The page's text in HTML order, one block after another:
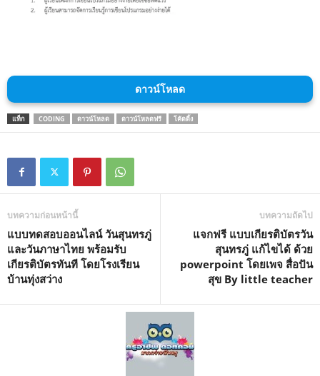
ดาวน์โหลด
แท็ก CODING ดาวน์โหลด ดาวน์โหลดฟรี โค้ดดิ้ง
บทความก่อนหน้านี้
แบบทดสอบออนไลน์ วันสุนทรภู่
และวันภาษาไทย พร้อมรับ
เกียรติบัตรทันที โดยโรงเรียน
บ้านทุ่งสว่าง
บทความถัดไป
แจกฟรี แบบเกียรติบัตรวัน
สุนทรภู่ แก้ไขได้ ด้วย
powerpoint โดยเพจ สื่อปัน
สุข By little teacher